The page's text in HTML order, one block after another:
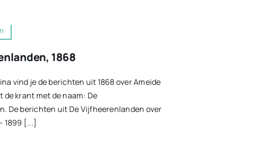
1868
vind je de berichten uit 1868 over Ameide
de krant met de naam: De
De berichten uit De Vijfheerenlanden over
1899 [...]